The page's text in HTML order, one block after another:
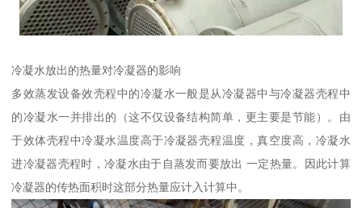
冷凝水放出的热量对冷凝器的影响
多效蒸发设备效壳程中的冷凝水一般是从冷凝器中与冷凝器壳程中
的冷凝水一并排出的（这不仅设备结构简单，更主要是节能）。由
于效体壳程中冷凝水温度高于冷凝器壳程温度，真空度高，冷凝水
进冷凝器壳程时，冷凝水由于自蒸发而要放出 一定热量。因此计算
冷凝器的传热面积时这部分热量应计入计算中。